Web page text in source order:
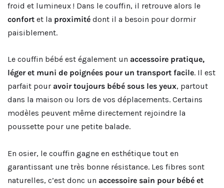
froid et lumineux ! Dans le couffin, il retrouve alors le
confort et la proximité dont il a besoin pour dormir
paisiblement.
Le couffin bébé est également un accessoire pratique,
léger et muni de poignées pour un transport facile. Il est
parfait pour avoir toujours bébé sous les yeux, partout
dans la maison ou lors de vos déplacements. Certains
modèles peuvent même directement rejoindre la
poussette pour une petite balade.
En osier, le couffin gagne en esthétique tout en
garantissant une très bonne résistance. Les fibres sont
naturelles, c’est donc un accessoire sain pour bébé et